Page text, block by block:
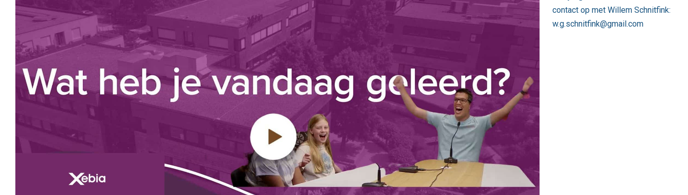
contact op met Willem Schnitfink:
w.g.schnitfink@gmail.com